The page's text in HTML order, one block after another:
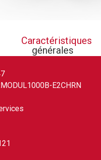
Caractéristiques
générales
MODUL1000B-E2CHRN